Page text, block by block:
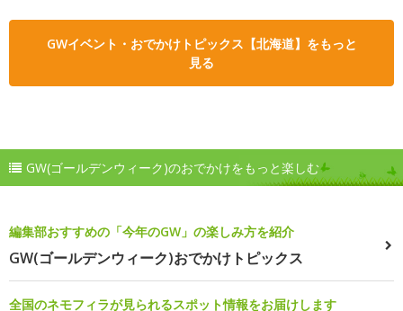
GWイベント・おでかけトピックス【北海道】をもっと
見る
GW(ゴールデンウィーク)のおでかけをもっと楽しむ
編集部おすすめの「今年のGW」の楽しみ方を紹介
GW(ゴールデンウィーク)おでかけトピックス
全国のネモフィラが見られるスポット情報をお届けします